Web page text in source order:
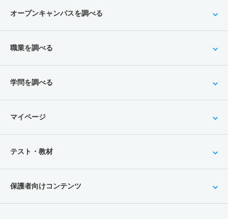
オープンキャンパスを調べる
職業を調べる
学問を調べる
マイページ
テスト・教材
保護者向けコンテンツ